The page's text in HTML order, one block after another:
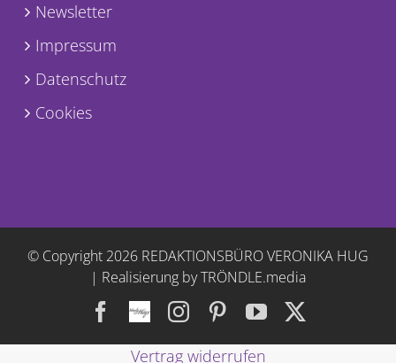
Newsletter
Impressum
Datenschutz
Cookies
© Copyright 2026 REDAKTIONSBÜRO VERONIKA HUG
| Realisierung by TRÖNDLE.media
Facebook
Facebook
Gruppe
Instagram
PinterestYouTube
X
Vertrag widerrufen